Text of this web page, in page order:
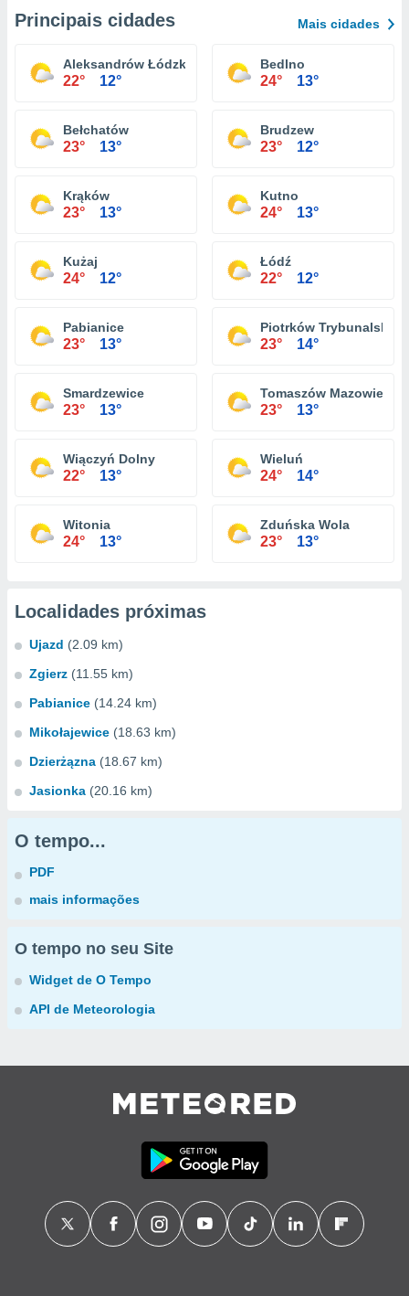
Principais cidades Mais cidades
Aleksandrów Łódzki
22° 12°
Bedlno
24° 13°
Bełchatów
23° 13°
Brudzew
23° 12°
Krąków
23° 13°
Kutno
24° 13°
Kużaj
24° 12°
Łódź
22° 12°
Pabianice
23° 13°
Piotrków Trybunalski
23° 14°
Smardzewice
23° 13°
Tomaszów Mazowiecki
23° 13°
Wiączyń Dolny
22° 13°
Wieluń
24° 14°
Witonia
24° 13°
Zduńska Wola
23° 13°
Localidades próximas
Ujazd (2.09 km)
Zgierz (11.55 km)
Pabianice (14.24 km)
Mikołajewice (18.63 km)
Dzierżązna (18.67 km)
Jasionka (20.16 km)
O tempo...
PDF
mais informações
O tempo no seu Site
Widget de O Tempo
API de Meteorologia